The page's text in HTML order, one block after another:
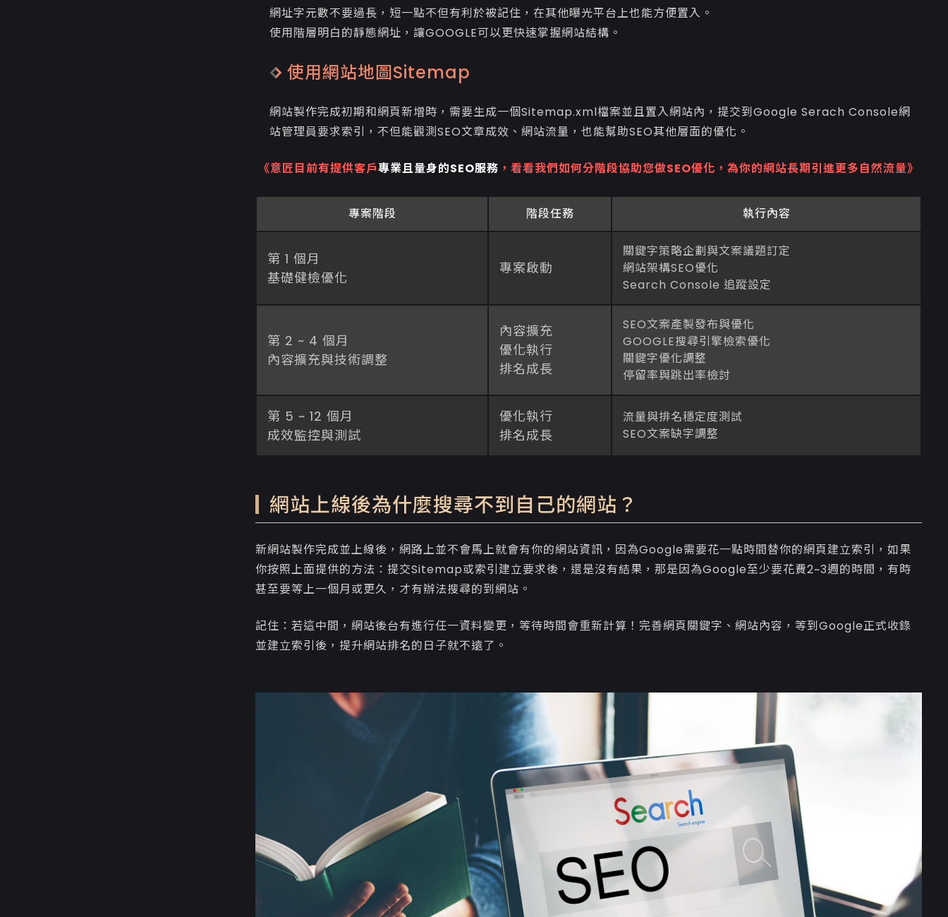
網址字元數不要過長，短一點不但有利於被記住，在其他曝光平台上也能方便置入。
使用階層明白的靜態網址，讓GOOGLE可以更快速掌握網站結構。
使用網站地圖Sitemap
網站製作完成初期和網頁新增時，需要生成一個Sitemap.xml檔案並且置入網站內，提交到Google Serach Console網
站管理員要求索引，不但能觀測SEO文章成效、網站流量，也能幫助SEO其他層面的優化。
《意匠目前有提供客戶專業且量身的SEO服務 ，看看我們如何分階段協助您做SEO優化，為你的網站長期引進更多自然流量》
專案階段 階段任務 執行內容
第 1 個月
基礎健檢優化
專案啟動
關鍵字策略企劃與文案議題訂定
網站架構SEO優化
Search Console 追蹤設定
第 2 ~ 4 個月
內容擴充與技術調整
內容擴充
優化執行
排名成長
SEO文案產製發布與優化
GOOGLE搜尋引擎檢索優化
關鍵字優化調整
停留率與跳出率檢討
第 5 ~ 12 個月
成效監控與測試
優化執行
排名成長
流量與排名穩定度測試
SEO文案缺字調整
網站上線後為什麼搜尋不到自己的網站？
新網站製作完成並上線後，網路上並不會馬上就會有你的網站資訊，因為Google需要花一點時間替你的網頁建立索引，如果
你按照上面提供的方法：提交Sitemap或索引建立要求後，還是沒有結果，那是因為Google至少要花費2~3週的時間，有時
甚至要等上一個月或更久，才有辦法搜尋的到網站。
記住：若這中間，網站後台有進行任一資料變更，等待時間會重新計算！完善網頁關鍵字、網站內容，等到Google正式收錄
並建立索引後，提升網站排名的日子就不遠了。